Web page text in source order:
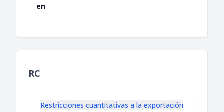
en
RC
Restricciones cuantitativas a la exportación